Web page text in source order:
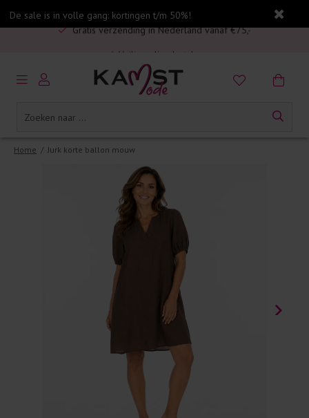
De sale is in volle gang: kortingen t/m 50%!
Gratis verzending in Nederland vanaf €75,-
5% spaarbonus op jouw aankoop
Gratis verzending in Nederland vanaf €75,-
Home / Jurk korte ballon mouw